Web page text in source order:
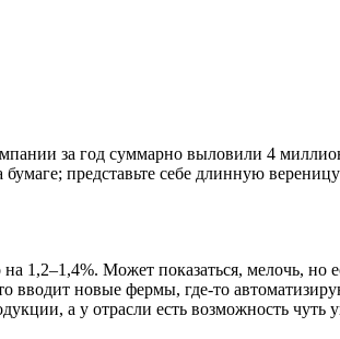
за год суммарно выловили 4
представьте себе длинную
1,2–1,4%. Может показаться, мелочь, но
вводит новые фермы, где-то
а у отрасли есть возможность чуть